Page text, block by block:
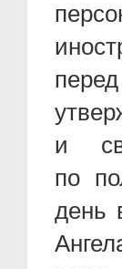
и
по
день